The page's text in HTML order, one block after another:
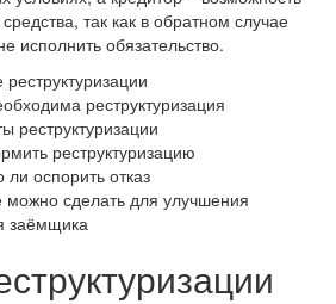
так как в обратном случае
исполнить обязательство.
реструктуризация
реструктуризации
реструктуризацию
оспорить отказ
сделать для улучшения
заёмщика